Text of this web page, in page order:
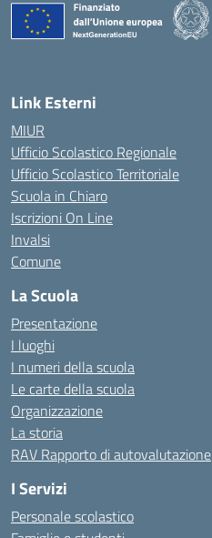
Link Esterni
MIUR
Ufficio Scolastico Regionale
Ufficio Scolastico Territoriale
Scuola in Chiaro
Iscrizioni On Line
Invalsi
Comune
La Scuola
Presentazione
I luoghi
I numeri della scuola
Le carte della scuola
Organizzazione
La storia
RAV Rapporto di autovalutazione
I Servizi
Personale scolastico